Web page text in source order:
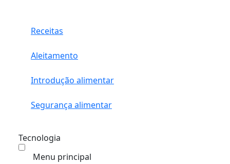
Receitas
Aleitamento
Introdução alimentar
Segurança alimentar
Tecnologia
Menu principal